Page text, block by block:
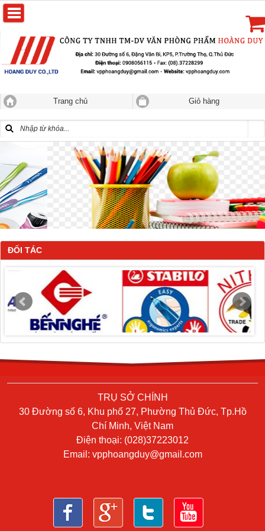
Trang chủ Giỏ hàng
ĐỐI TÁC
TRỤ SỞ CHÍNH
30 Đường số 6, Khu phố 27, Phường Thủ Đức, Tp.Hồ
Chí Minh, Việt Nam
Điện thoại: (028)37223012
Email: vpphoangduy@gmail.com